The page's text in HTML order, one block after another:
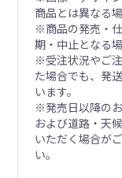
商品とは異なる
※商品の発売・
期・中止となる
※受注状況やご
た場合でも、発
います。
※発売日以降の
および道路・天
いただく場合が
い。